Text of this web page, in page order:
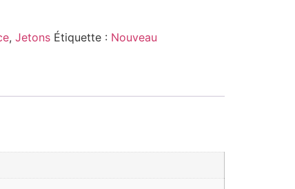
, Jetons Étiquette : Nouveau